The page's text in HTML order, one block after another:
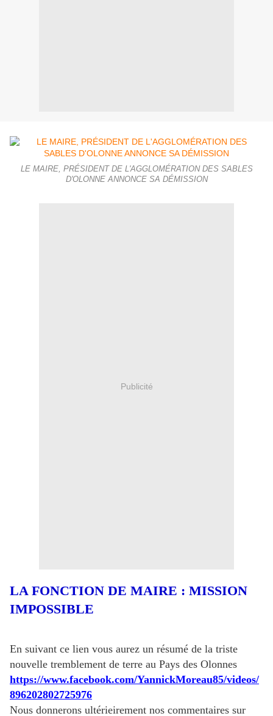
LE MAIRE, PRÉSIDENT DE L'AGGLOMÉRATION DES SABLES
D'OLONNE ANNONCE SA DÉMISSION
Publicité
LA FONCTION DE MAIRE : MISSION
IMPOSSIBLE
En suivant ce lien vous aurez un résumé de la triste
nouvelle tremblement de terre au Pays des Olonnes
https://www.facebook.com/YannickMoreau85/videos/
896202802725976
Nous donnerons ultérieirement nos commentaires sur